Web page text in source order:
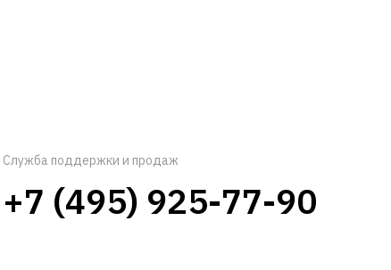
Служба поддержки и продаж
+7 (495) 925-77-90